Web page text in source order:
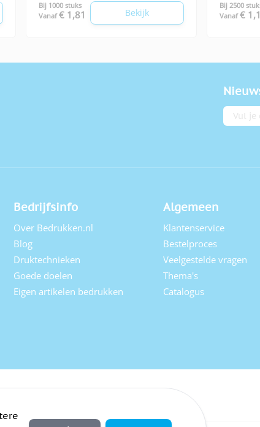
Bij 1000 stuks
Vanaf € 1,81 Bekijk
Bij 2500
Vanaf €
E-
Bedrijfsinfo
Over Bedrukken.nl
Blog
Druktechnieken
Goede doelen
Eigen artikelen bedrukken
Algemeen
Klantenservice
Bestelproces
Veelgestelde vragen
Thema's
Catalogus